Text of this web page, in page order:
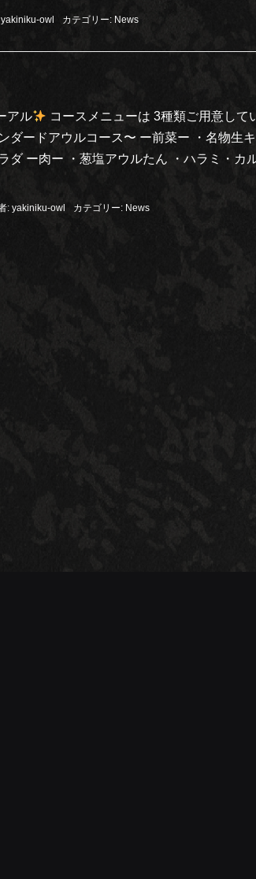
yakiniku-owl カテゴリー: News
アル
コースメニューは 3種類ご用意して
ダードアウルコース〜 ー前菜ー ・名物生
ダ ー肉ー ・葱塩アウルたん ・ハラミ・カ
: yakiniku-owl カテゴリー: News